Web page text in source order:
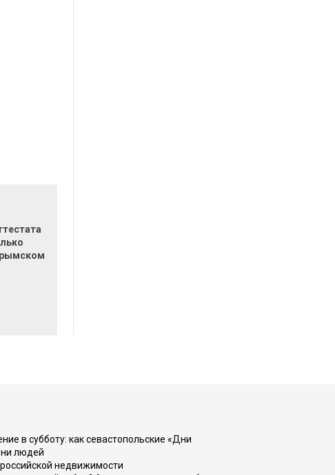
в субботу: как севастопольские «Дни
людей
недвижимости